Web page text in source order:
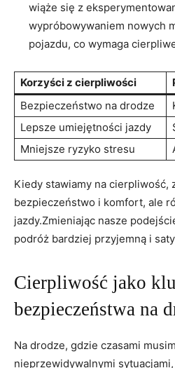
wiąże się z
wypróbowywaniem nowych
pojazdu, co wymaga
Korzyści z cierpliwości
Bezpieczeństwo na drodze
Lepsze umiejętności jazdy
Mniejsze ryzyko stresu
Kiedy stawiamy na cierpliwość,
bezpieczeństwo i komfort, ale
jazdy.Zmieniając nasze
podróż bardziej przyjemną i
Cierpliwość jako
bezpieczeństwa na
Na drodze, gdzie czasami
nieprzewidywalnymi